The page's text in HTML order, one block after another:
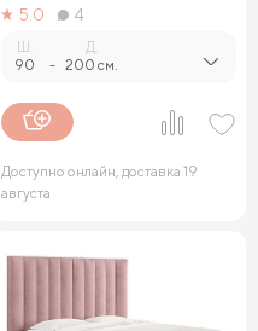
5.0
4
90 -
Д.
200 см.
Доступно онлайн, доставка 19
августа